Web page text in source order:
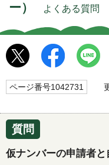
ー）
よくある質問
ページ番号1042731 更
質問
仮ナンバーの申請者